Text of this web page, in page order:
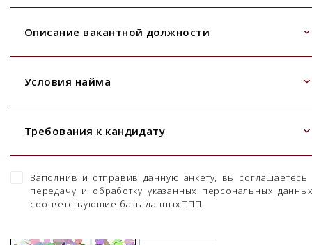
Описание вакантной должности
Условия найма
Требования к кандидату
Заполнив и отправив данную анкету, вы соглашаетесь
передачу и обработку указанных персональных
соответствующие базы данных ТПП.